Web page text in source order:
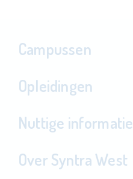
Campussen
Opleidingen
Nuttige informatie
Over Syntra West